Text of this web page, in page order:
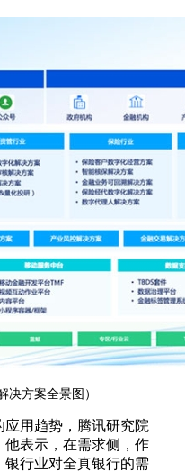
决方案全景图）
用趋势，腾讯研究院
表示，在需求侧，作
银行业对全真银行的需